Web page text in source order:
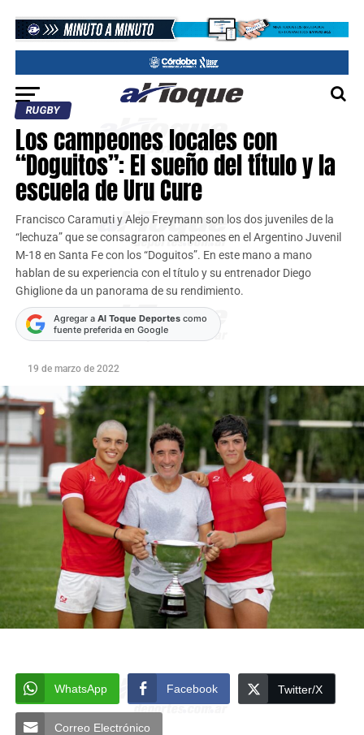
RUGBY
Los campeones locales con
“Doguitos”: El sueño del título y la
escuela de Uru Cure
Francisco Caramuti y Alejo Freymann son los dos juveniles de la
“lechuza” que se consagraron campeones en el Argentino Juvenil
M-18 en Santa Fe con los “Doguitos”. En este mano a mano
hablan de su experiencia con el título y su entrenador Diego
Ghiglione da un panorama de su rendimiento.
Agregar a Al Toque Deportescomo
fuente preferida en Google
19 de marzo de 2022
WhatsApp Facebook Twitter/X
Correo Electrónico